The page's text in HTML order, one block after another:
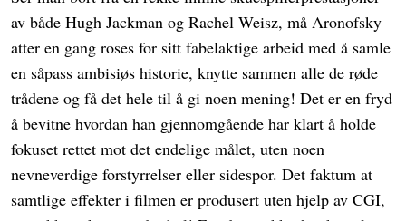
av både Hugh Jackman og Rachel Weisz, må Aronofsky
atter en gang roses for sitt fabelaktige arbeid med å samle
en såpass ambisiøs historie, knytte sammen alle de røde
trådene og få det hele til å gi noen mening! Det er en fryd
å bevitne hvordan han gjennomgående har klart å holde
fokuset rettet mot det endelige målet, uten noen
nevneverdige forstyrrelser eller sidespor. Det faktum at
samtlige effekter i filmen er produsert uten hjelp av CGI,